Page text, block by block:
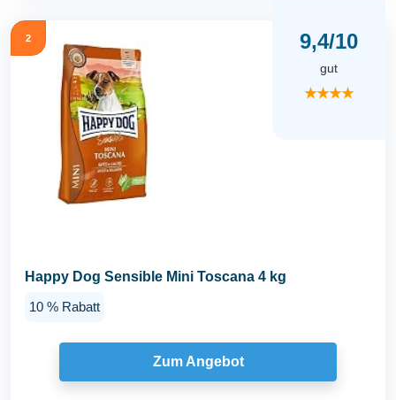
2 9,4/10
gut
★★★★
Happy Dog Sensible Mini Toscana 4 kg
10 % Rabatt
Zum Angebot